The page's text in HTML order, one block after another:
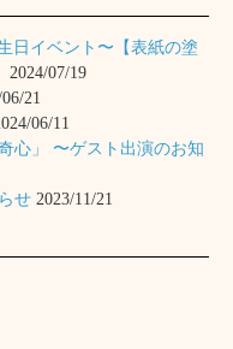
日イベント〜【表紙の塗
2024/07/19
21
06/11
心」 〜ゲスト出演のお知
せ 2023/11/21